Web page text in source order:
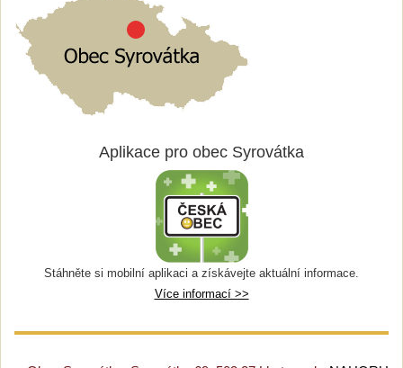
Aplikace pro obec Syrovátka
Stáhněte si mobilní aplikaci a získávejte aktuální informace.
Více informací >>